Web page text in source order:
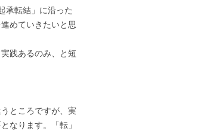
承転結」に沿った
めていきたいと思
践あるのみ、と短
ところですが、実
なります。「転」